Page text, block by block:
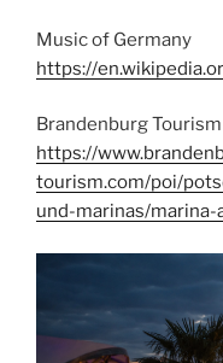
Music of Germany
https://
Brandenburg
https://
tourism.com/poi/
und-marinas/